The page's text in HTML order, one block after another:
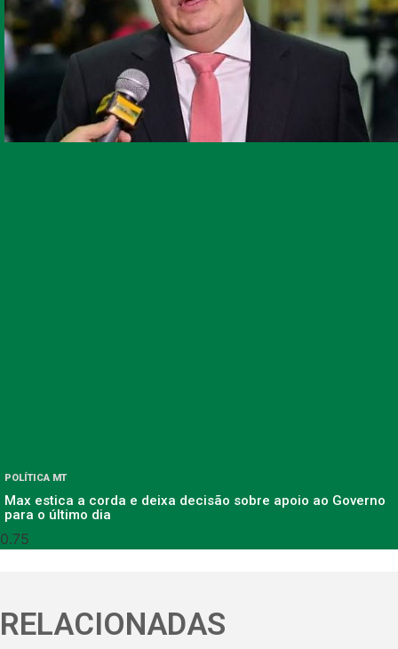
POLÍTICA MT
Max estica a corda e deixa decisão sobre apoio ao Governo
para o último dia
RELACIONADAS